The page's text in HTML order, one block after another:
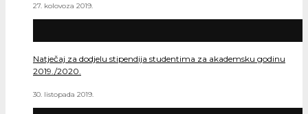
27. kolovoza 2019.
Natječaj za dodjelu stipendija studentima za akademsku godinu
2019./2020.
30. listopada 2019.